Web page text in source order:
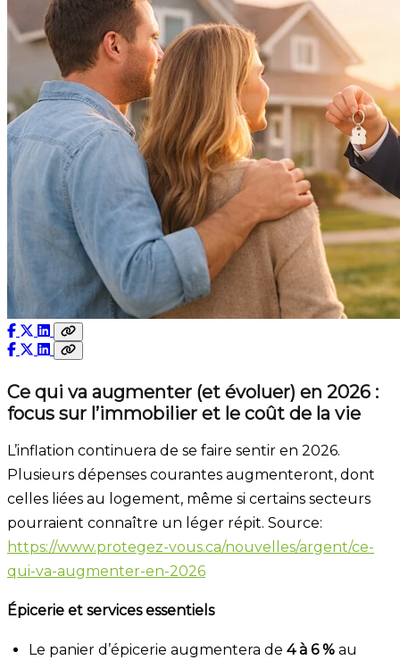
Ce qui va augmenter (et évoluer) en 2026 :
focus sur l’immobilier et le coût de la vie
L’inflation continuera de se faire sentir en 2026.
Plusieurs dépenses courantes augmenteront, dont
celles liées au logement, même si certains secteurs
pourraient connaître un léger répit. Source:
https://www.protegez-vous.ca/nouvelles/argent/ce-
qui-va-augmenter-en-2026
Épicerie et services essentiels
Le panier d’épicerie augmentera de 4 à 6 % au